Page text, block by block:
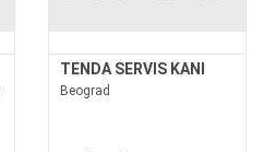
TENDA SERVIS KANI
Beograd